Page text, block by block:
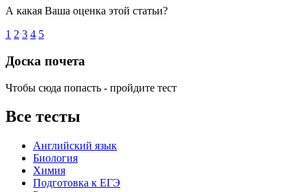
А какая Ваша оценка этой статьи?
1 2 3 4 5
Доска почета
Чтобы сюда попасть - пройдите тест
Все тесты
Английский язык
Биология
Химия
Подготовка к ЕГЭ